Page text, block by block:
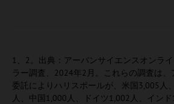
1、2。出典：アーバンサイエンスオンラ
ラー調査、2024年2月。これらの調査は
委託によりハリスポールが、米国3,005人
人、中国1,000人、ドイツ1,002人、イン